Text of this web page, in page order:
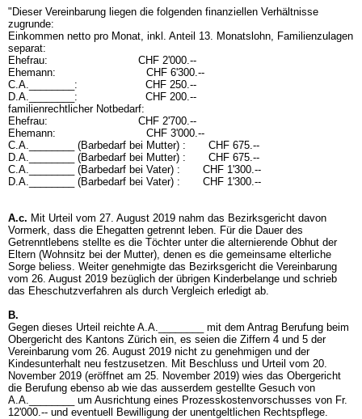
"Dieser Vereinbarung liegen die folgenden finanziellen Verhältnisse
zugrunde:
Einkommen netto pro Monat, inkl. Anteil 13. Monatslohn, Familienzulagen
separat:
Ehefrau: CHF 2'000.--
Ehemann: CHF 6'300.--
C.A.________: CHF 250.--
D.A.________: CHF 200.--
familienrechtlicher Notbedarf:
Ehefrau: CHF 2'700.--
Ehemann: CHF 3'000.--
C.A.________ (Barbedarf bei Mutter) : CHF 675.--
D.A.________ (Barbedarf bei Mutter) : CHF 675.--
C.A.________ (Barbedarf bei Vater) : CHF 1'300.--
D.A.________ (Barbedarf bei Vater) : CHF 1'300.--
A.c. Mit Urteil vom 27. August 2019 nahm das Bezirksgericht davon
Vormerk, dass die Ehegatten getrennt leben. Für die Dauer des
Getrenntlebens stellte es die Töchter unter die alternierende Obhut der
Eltern (Wohnsitz bei der Mutter), denen es die gemeinsame elterliche
Sorge beliess. Weiter genehmigte das Bezirksgericht die Vereinbarung
vom 26. August 2019 bezüglich der übrigen Kinderbelange und schrieb
das Eheschutzverfahren als durch Vergleich erledigt ab.
B.
Gegen dieses Urteil reichte A.A.________ mit dem Antrag Berufung beim
Obergericht des Kantons Zürich ein, es seien die Ziffern 4 und 5 der
Vereinbarung vom 26. August 2019 nicht zu genehmigen und der
Kindesunterhalt neu festzusetzen. Mit Beschluss und Urteil vom 20.
November 2019 (eröffnet am 25. November 2019) wies das Obergericht
die Berufung ebenso ab wie das ausserdem gestellte Gesuch von
A.A.________ um Ausrichtung eines Prozesskostenvorschusses von Fr.
12'000.-- und eventuell Bewilligung der unentgeltlichen Rechtspflege.